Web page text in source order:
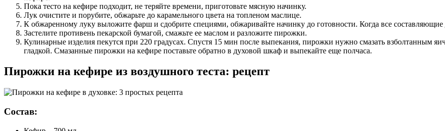
Пока тесто на кефире подходит, не теряйте времени, приготовьте мясную начинку.
Лук очистите и порубите, обжарьте до карамельного цвета на топленом маслице.
К обжаренному луку выложите фарш и сдобрите специями, обжаривайте начинку до готовности. Когда все
Застелите противень пекарской бумагой, смажьте ее маслом и разложите пирожки.
Кулинарные изделия пекутся при 220 градусах. Спустя 15 мин после выпекания, пирожки нужно смазать взболтанным
гладкой. Смазанные пирожки на кефире поставьте обратно в духовой шкаф и выпекайте еще полчаса.
Пирожки на кефире из воздушного теста: рецепт
Состав: